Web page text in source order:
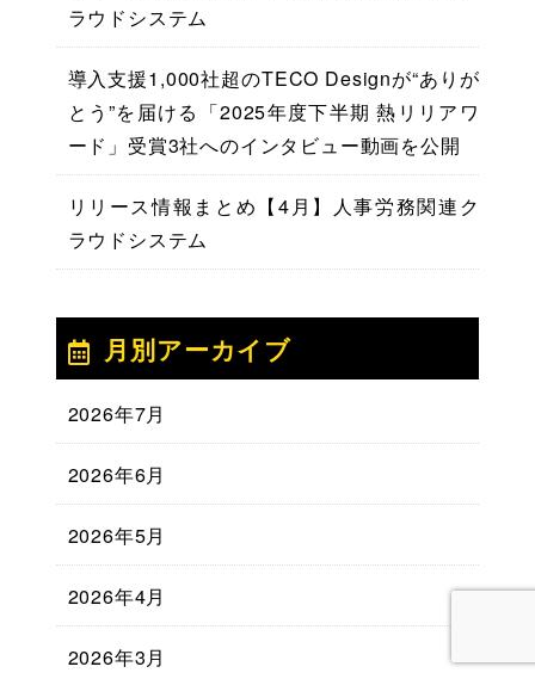
ラウドシステム
導入支援1,000社超のTECO Designが“ありが
とう”を届ける「2025年度下半期 熱リリアワ
ード」受賞3社へのインタビュー動画を公開
リリース情報まとめ【4月】人事労務関連ク
ラウドシステム
月別アーカイブ
2026年7月
2026年6月
2026年5月
2026年4月
2026年3月